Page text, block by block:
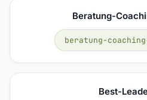
Beratung-
beratung-
Best-